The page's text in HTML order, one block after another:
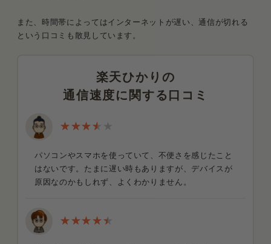
また、時間帯によってはインターネットが遅い、通信が切れる
という口コミも散見しています。
楽天ひかりの
通信速度に関する口コミ
パソコンやスマホを使っていて、不便さを感じたこと
はないです。たまに遅い時もありますが、デバイスが
原因なのかもしれず、よくわかりません。